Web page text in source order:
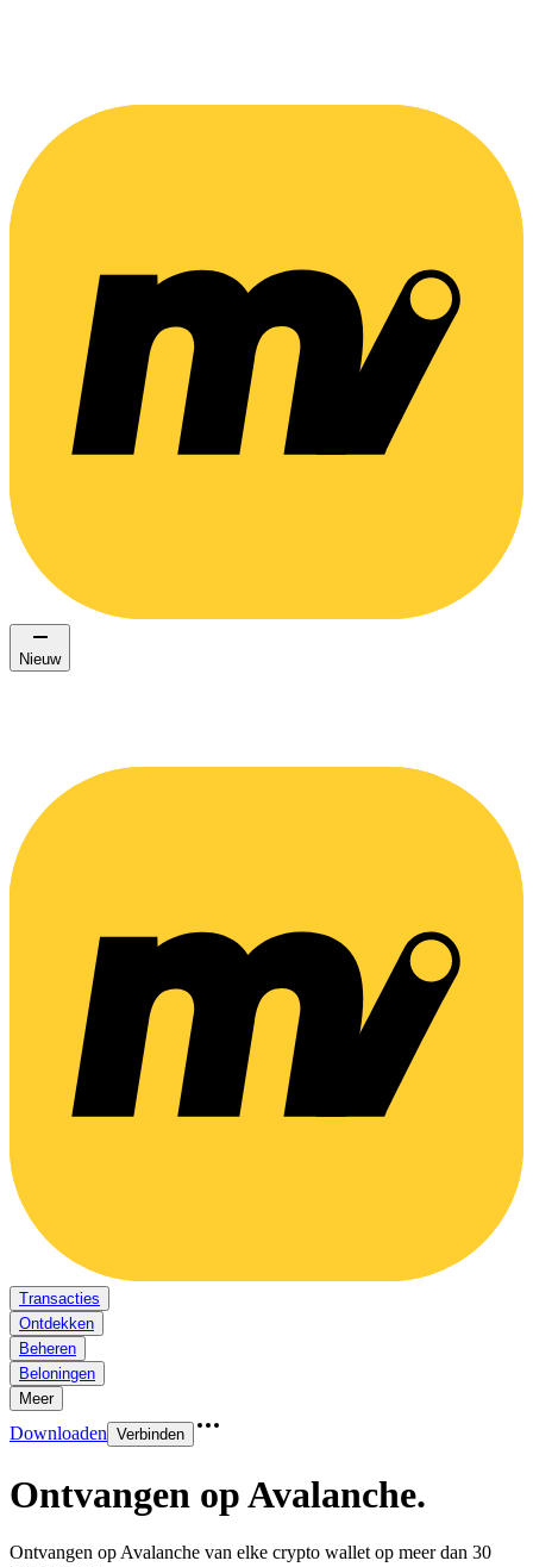
Nieuw
Transacties
Ontdekken
Beheren
Beloningen
Meer
Downloaden Verbinden
Ontvangen op Avalanche.
Ontvangen op Avalanche van elke crypto wallet op meer dan 30